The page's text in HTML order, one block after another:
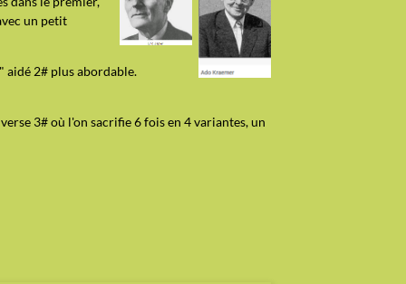
un petit
aidé 2# plus abordable.
3# où l'on sacrifie 6 fois en 4 variantes, un